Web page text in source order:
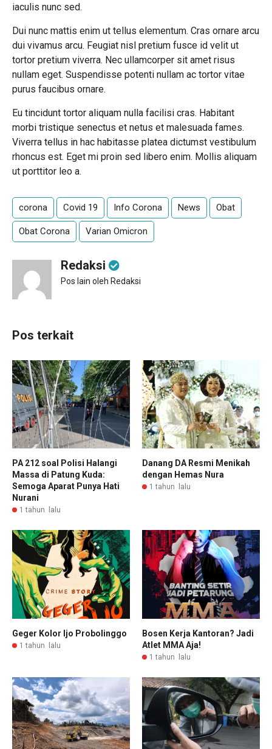
iaculis nunc sed.
Dui nunc mattis enim ut tellus elementum. Cras ornare arcu
dui vivamus arcu. Feugiat nisl pretium fusce id velit ut
tortor pretium viverra. Nec ullamcorper sit amet risus
nullam eget. Suspendisse potenti nullam ac tortor vitae
purus faucibus ornare.
Eu tincidunt tortor aliquam nulla facilisi cras. Habitant
morbi tristique senectus et netus et malesuada fames.
Viverra tellus in hac habitasse platea dictumst vestibulum
rhoncus est. Eget mi proin sed libero enim. Mollis aliquam
ut porttitor leo a.
corona Covid 19 Info Corona News Obat
Obat Corona Varian Omicron
Redaksi
Pos lain oleh Redaksi
Pos terkait
PA 212 soal Polisi Halangi
Massa di Patung Kuda:
Semoga Aparat Punya Hati
Nurani
1 tahun lalu
Danang DA Resmi Menikah
dengan Hemas Nura
1 tahun lalu
Geger Kolor Ijo Probolinggo
1 tahun lalu
Bosen Kerja Kantoran? Jadi
Atlet MMA Aja!
1 tahun lalu